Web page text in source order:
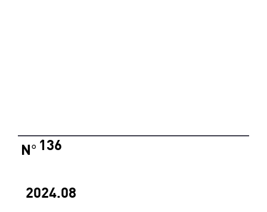
2024.08
136
N°